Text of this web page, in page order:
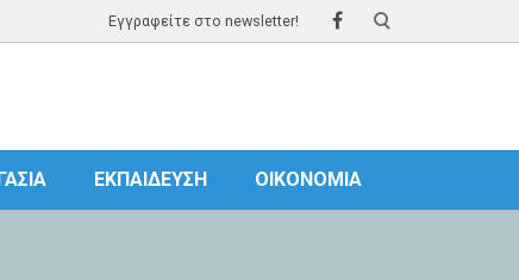
Εγγραφείτε στο newsletter!
ΕΚΠΑΊΔΕΥΣΗ ΟΙΚΟΝΟΜΊΑ